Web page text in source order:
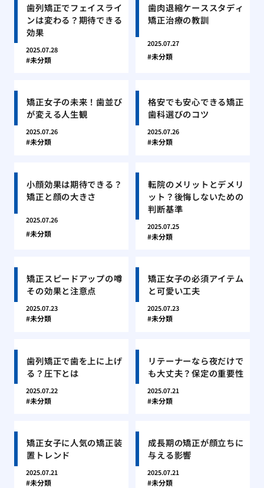
歯列矯正でフェイスライ
ンは変わる？期待できる
効果
2025.07.28
未分類
歯肉退縮ケーススタディ
矯正治療の教訓
2025.07.27
未分類
矯正女子の未来！歯並び
が変える人生観
2025.07.26
未分類
格安でも安心できる矯正
歯科選びのコツ
2025.07.26
未分類
小顔効果は期待できる？
矯正と顔の大きさ
2025.07.26
未分類
転院のメリットとデメリ
ット？後悔しないための
判断基準
2025.07.25
未分類
矯正スピードアップの噂
その効果と注意点
2025.07.23
未分類
矯正女子の必須アイテム
と可愛い工夫
2025.07.23
未分類
歯列矯正で歯を上に上げ
る？圧下とは
2025.07.22
未分類
リテーナーなら夜だけで
も大丈夫？保定の重要性
2025.07.21
未分類
矯正女子に人気の矯正装
置トレンド
2025.07.21
未分類
成長期の矯正が顔立ちに
与える影響
2025.07.21
未分類